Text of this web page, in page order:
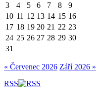
3
4 5 6 7 8
9
10 11 12 13 14 15 16
17 18 19 20 21 22 23
24 25 26 27 28 29 30
31
« Červenec 2026 Září 2026 »
RSS